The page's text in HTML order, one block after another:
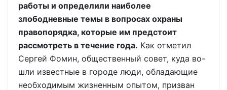
работы и определили наиболее
злободневные темы в вопросах охраны
правопорядка, которые им предстоит
рассмотреть в течение года. Как отметил
Сергей Фомин, общественный совет, куда во-
шли известные в городе люди, обладающие
необходимым жизненным опытом, призван